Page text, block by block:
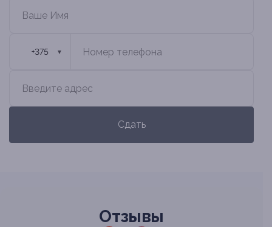
🇧🇾
+375 ▼
Сдать
Отзывы